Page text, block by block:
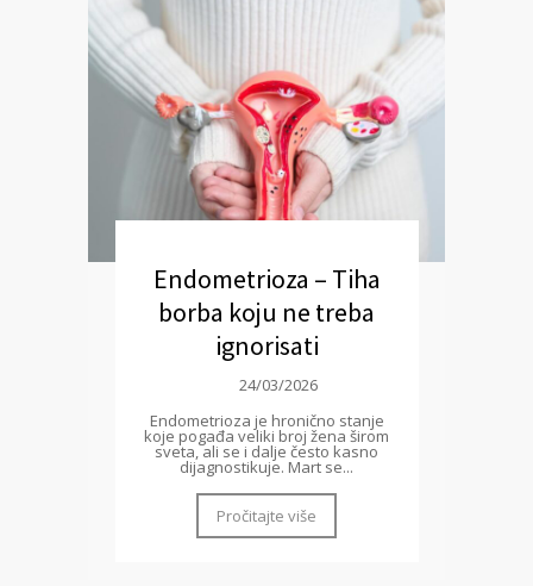
Endometrioza – Tiha
borba koju ne treba
ignorisati
24/03/2026
Endometrioza je hronično stanje
koje pogađa veliki broj žena širom
sveta, ali se i dalje često kasno
dijagnostikuje. Mart se...
Pročitajte više